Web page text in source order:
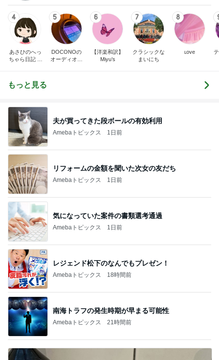
4
あさひのへっ
ちゃら日記 氷
きどき○○ちゃ
ん達(*^▽^)/★
5
DOCONOの
オーディオ礼
6
【洋楽和訳】
Miyu’s
7
クラシックな
まいにち
8
ʟoᴠe
もっと見る
夫が買ってきた段ボールの有効利用
Amebaトピックス 1日前
リフォームの金額を聞いた次女の友だち
Amebaトピックス 1日前
気になっていた案件の書類選考通過
Amebaトピックス 1日前
レジェンド松下のなんでもプレゼン！
Amebaトピックス 18時間前
南海トラフの発生時期が早まる可能性
Amebaトピックス 21時間前